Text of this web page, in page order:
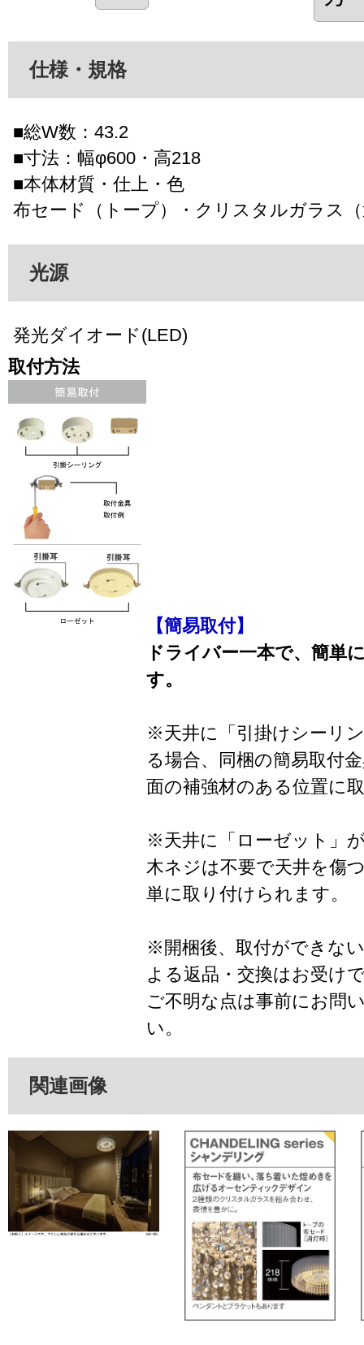
仕様・規格
■総W数：43.2
■寸法：幅φ600・高218
■本体材質・仕上・色
布セード（トープ）・クリスタルガラス
光源
発光ダイオード(LED)
取付方法
【簡易取付】
ドライバー一本で、簡単
す。
※天井に「引掛けシーリ
る場合、同梱の簡易取付
面の補強材のある位置に
※天井に「ローゼット」
木ネジは不要で天井を傷
単に取り付けられます。
※開梱後、取付ができな
よる返品・交換はお受け
ご不明な点は事前にお問
い。
関連画像